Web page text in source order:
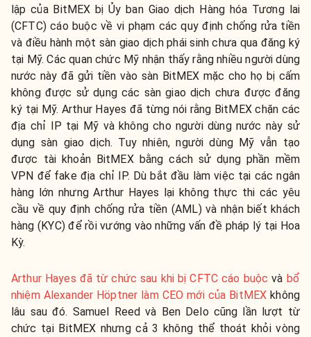
lập của BitMEX bị Ủy ban Giao dịch Hàng hóa Tương lai
(CFTC) cáo buộc về vi phạm các quy định chống rửa tiền
và điều hành một sàn giao dịch phái sinh chưa qua đăng ký
tại Mỹ. Các quan chức Mỹ nhận thấy rằng nhiều người dùng
nước này đã gửi tiền vào sàn BitMEX mặc cho họ bị cấm
không được sử dụng các sàn giao dịch chưa được đăng
ký tại Mỹ. Arthur Hayes đã từng nói rằng BitMEX chặn các
địa chỉ IP tại Mỹ và không cho người dùng nước này sử
dụng sàn giao dịch. Tuy nhiên, người dùng Mỹ vẫn tạo
được tài khoản BitMEX bằng cách sử dụng phần mềm
VPN để fake địa chỉ IP. Dù bắt đầu làm việc tại các ngân
hàng lớn nhưng Arthur Hayes lại không thực thi các yêu
cầu về quy định chống rửa tiền (AML) và nhận biết khách
hàng (KYC) để rồi vướng vào những vấn đề pháp lý tại Hoa
Kỳ.
Arthur Hayes đã từ chức sau khi bị CFTC cáo buộc và bổ
nhiệm Alexander Höptner làm CEO mới của BitMEX không
lâu sau đó. Samuel Reed và Ben Delo cũng lần lượt từ
chức tại BitMEX nhưng cả 3 không thể thoát khỏi vòng